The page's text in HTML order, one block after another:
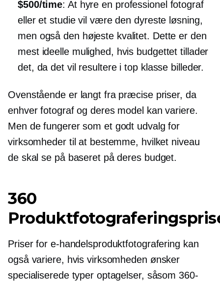
$500/time: At hyre en professionel fotograf
eller et studie vil være den dyreste løsning,
men også den højeste kvalitet. Dette er den
mest ideelle mulighed, hvis budgettet tillader
det, da det vil resultere itop klasse billeder.
Ovenstående er langt fra præcise priser, da
enhver fotograf og deres model kan variere.
Men de fungerer som et godt udvalg for
virksomheder til at bestemme, hvilket niveau
de skal se på baseret på deres budget.
360
Priser for e-handelsproduktfotografering kan
også variere, hvis virksomheden ønsker
specialiserede typer optagelser, såsom 360-